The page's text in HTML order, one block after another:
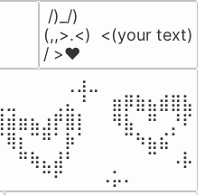
/)_/)
(,,>.<)  <(your text)
/ >❤️
⠀⠀⠀⠀⠀⠀⢀⣰⣀⠀⠀⠀⠀⠀⠀⠀⠀
⢀⣀⠀⠀⠀⢀⣄⠘⠀⠀⣶⡿⣷⣦⣾⣿⣧
⠈⢿⡆⠉⠛⠁⡷⠁⠀⠀⠀⠉⠳⣦⣮⠁⠀
⠀⠀⠛⢷⣄⣼⠃⠀⠀⠀⠀⠀⠀⠉⠀⠠⡧
⠀⠀⠀⠀⠉⠋⠀⠀⠀⠠⡥⠄⠀⠀⠀⠀⠀